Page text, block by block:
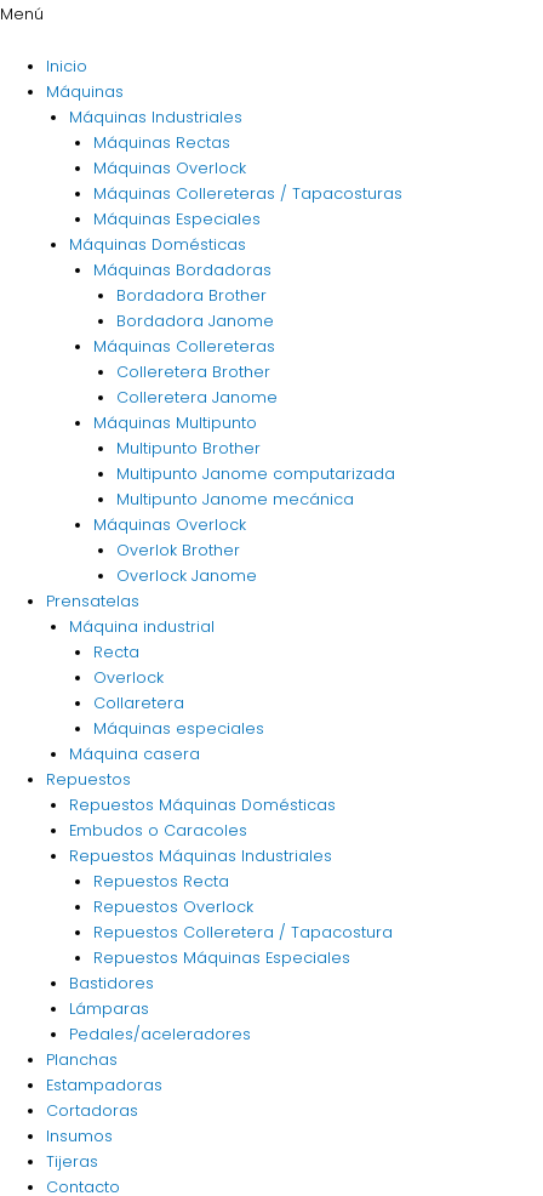
Menú
Inicio
Máquinas
Máquinas Industriales
Máquinas Rectas
Máquinas Overlock
Máquinas Collereteras / Tapacosturas
Máquinas Especiales
Máquinas Domésticas
Máquinas Bordadoras
Bordadora Brother
Bordadora Janome
Máquinas Collereteras
Colleretera Brother
Colleretera Janome
Máquinas Multipunto
Multipunto Brother
Multipunto Janome computarizada
Multipunto Janome mecánica
Máquinas Overlock
Overlok Brother
Overlock Janome
Prensatelas
Máquina industrial
Recta
Overlock
Collaretera
Máquinas especiales
Máquina casera
Repuestos
Repuestos Máquinas Domésticas
Embudos o Caracoles
Repuestos Máquinas Industriales
Repuestos Recta
Repuestos Overlock
Repuestos Colleretera / Tapacostura
Repuestos Máquinas Especiales
Bastidores
Lámparas
Pedales/aceleradores
Planchas
Estampadoras
Cortadoras
Insumos
Tijeras
Contacto